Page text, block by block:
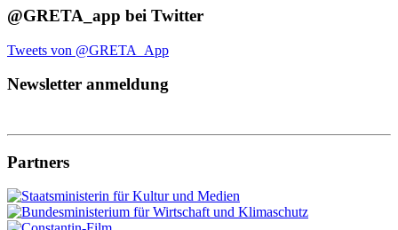
@GRETA_app bei Twitter
Tweets von @GRETA_App
Newsletter anmeldung
Partners